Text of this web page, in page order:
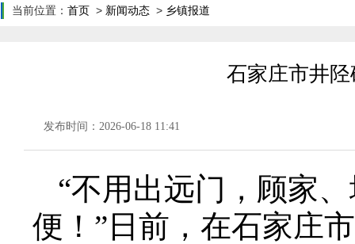
当前位置： 首页 > 新闻动态 > 乡镇报道
石家庄市井
发布时间：2026-06-18 11:41
“不用出远门，顾家
便！”日前，在石家庄